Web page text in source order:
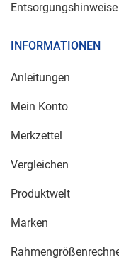
Entsorgungshinweise
INFORMATIONEN
Anleitungen
Mein Konto
Merkzettel
Vergleichen
Produktwelt
Marken